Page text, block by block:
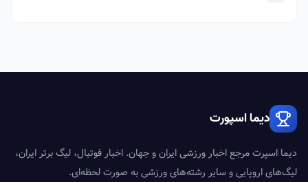
دیما اسپورت
دیما اسپرت مرجع اخبار ورزشی ایران و جهان. اخبار فوتبال، لیگ برتر ایران،
لیگ‌های اروپایی و سایر رشته‌های ورزشی به صورت لحظه‌ای.